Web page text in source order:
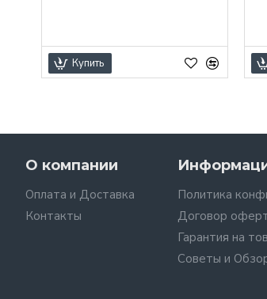
Купить
О компании
Оплата и Доставка
Контакты
Политика
Договор
Гарантия на
Советы и